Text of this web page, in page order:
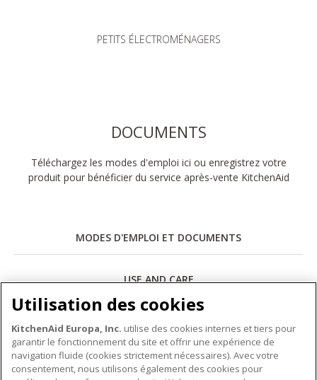
PETITS ÉLECTROMÉNAGERS
DOCUMENTS
Téléchargez les modes d'emploi ici ou enregistrez votre
produit pour bénéficier du service après-vente KitchenAid
MODES D'EMPLOI ET DOCUMENTS
USE AND CARE
Télécharger
Utilisation des cookies
KitchenAid Europa, Inc. utilise des cookies internes et tiers pour
garantir le fonctionnement du site et offrir une expérience de
navigation fluide (cookies strictement nécessaires). Avec votre
consentement, nous utilisons également des cookies pour